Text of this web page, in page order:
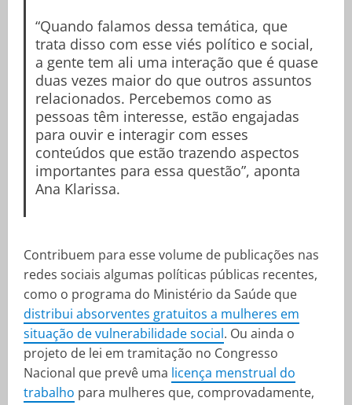
“Quando falamos dessa temática, que
trata disso com esse viés político e social,
a gente tem ali uma interação que é quase
duas vezes maior do que outros assuntos
relacionados. Percebemos como as
pessoas têm interesse, estão engajadas
para ouvir e interagir com esses
conteúdos que estão trazendo aspectos
importantes para essa questão”, aponta
Ana Klarissa.
Contribuem para esse volume de publicações nas
redes sociais algumas políticas públicas recentes,
como o programa do Ministério da Saúde que
distribui absorventes gratuitos a mulheres em
situação de vulnerabilidade social. Ou ainda o
projeto de lei em tramitação no Congresso
Nacional que prevê uma licença menstrual do
trabalho para mulheres que, comprovadamente,